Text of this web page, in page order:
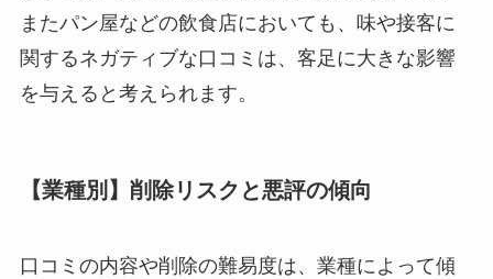
またパン屋などの飲食店においても、味や接客に
関するネガティブな口コミは、客足に大きな影響
を与えると考えられます。
【業種別】削除リスクと悪評の傾向
口コミの内容や削除の難易度は、業種によって傾